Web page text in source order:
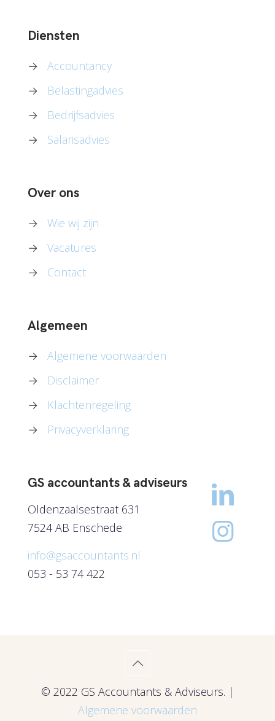
Diensten
→
Accountancy
→
Belastingadvies
→
Bedrijfsadvies
→
Salarisadvies
Over ons
→
Wie wij zijn
→
Vacatures
→
Contact
Algemeen
→
Algemene voorwaarden
→
Disclaimer
→
Klachtenregeling
→
Privacyverklaring
GS accountants & adviseurs
Oldenzaalsestraat 631
7524 AB Enschede
info@gsaccountants.nl
053 - 53 74 422
© 2022 GS Accountants & Adviseurs. |
Algemene voorwaarden